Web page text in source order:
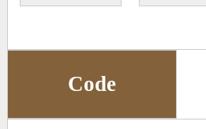
Code